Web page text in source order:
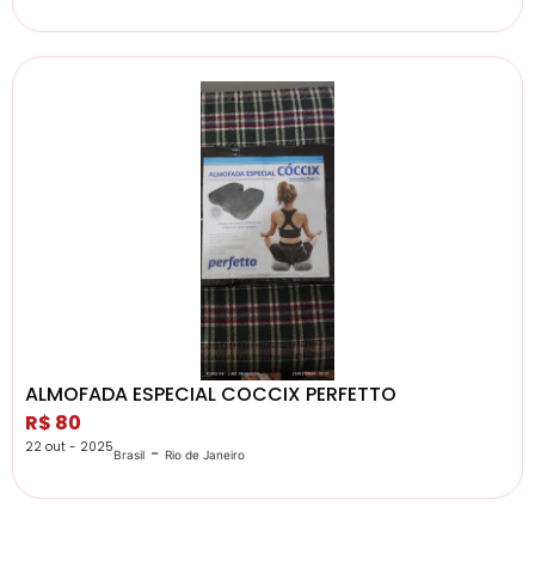
ALMOFADA ESPECIAL COCCIX PERFETTO
R$ 80
22 out - 2025Brasil - Rio de Janeiro